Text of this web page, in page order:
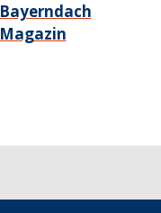
Bayerndach
Magazin